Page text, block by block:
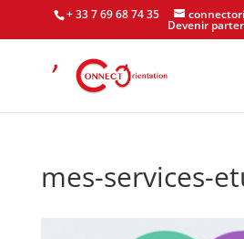
+ 33 7 69 68 74 35
Devenir
mes-services-